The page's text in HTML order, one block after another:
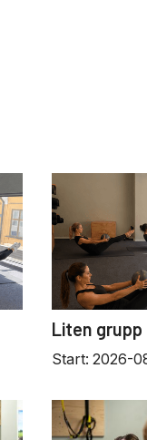
Liten
Start: 2026-